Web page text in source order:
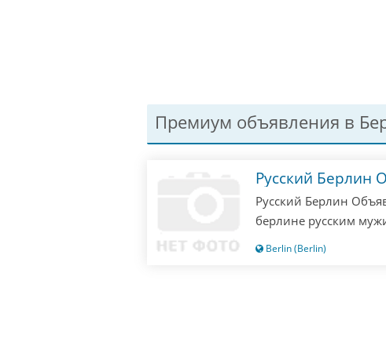
Премиум объявления в
Русский Берлин
Русский Берлин
берлине русским
одни русские! Пишите
Berlin (Berlin)